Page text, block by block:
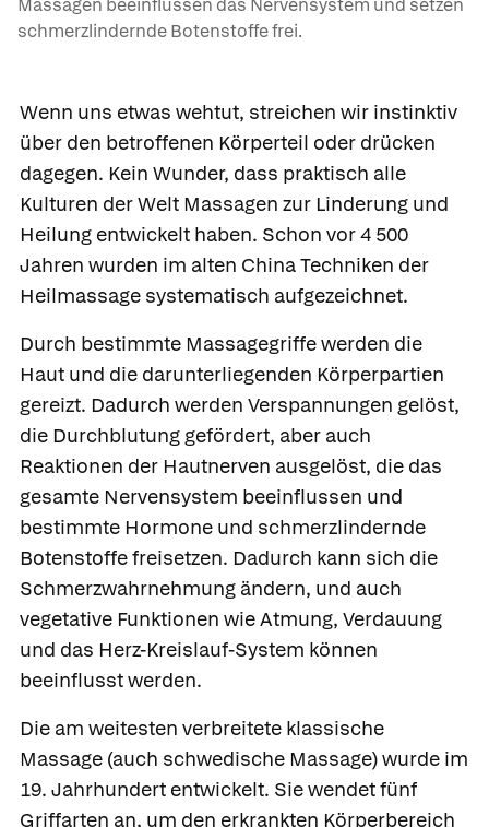
schmerzlindernde Botenstoffe frei.
Wenn uns etwas wehtut, streichen wir instinktiv
über den betroffenen Körperteil oder drücken
dagegen. Kein Wunder, dass praktisch alle
Kulturen der Welt Massagen zur Linderung und
Heilung entwickelt haben. Schon vor 4 500
Jahren wurden im alten China Techniken der
Heilmassage systematisch aufgezeichnet.
Durch bestimmte Massagegriffe werden die
Haut und die darunterliegenden Körperpartien
gereizt. Dadurch werden Verspannungen gelöst,
die Durchblutung gefördert, aber auch
Reaktionen der Hautnerven ausgelöst, die das
gesamte Nervensystem beeinflussen und
bestimmte Hormone und schmerzlindernde
Botenstoffe freisetzen. Dadurch kann sich die
Schmerzwahrnehmung ändern, und auch
vegetative Funktionen wie Atmung, Verdauung
und das Herz-Kreislauf-System können
beeinflusst werden.
Die am weitesten verbreitete klassische
Massage (auch schwedische Massage) wurde im
19. Jahrhundert entwickelt. Sie wendet fünf
Griffarten an, um den erkrankten Körperbereich